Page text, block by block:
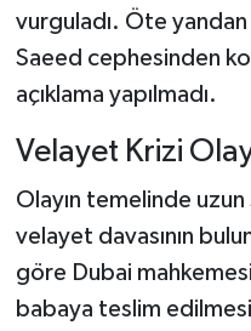
vurguladı. Öte
Saeed cephesinden
açıklama yapılmadı.
Velayet Krizi
Olayın temelinde
velayet davasının
göre Dubai
babaya teslim